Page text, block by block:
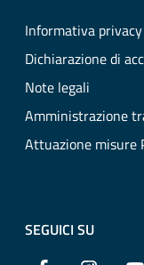
Informativa privacy
Dichiarazione di
Note legali
Amministrazione
Attuazione misure
SEGUICI SU